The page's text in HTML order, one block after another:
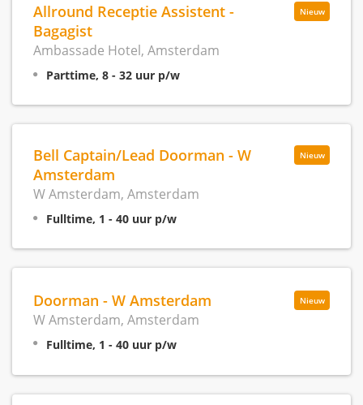
Nieuw
Allround Receptie Assistent -
Bagagist
Ambassade Hotel, Amsterdam
Parttime, 8 - 32 uur p/w
Nieuw
Bell Captain/Lead Doorman - W
Amsterdam
W Amsterdam, Amsterdam
Fulltime, 1 - 40 uur p/w
Nieuw
Doorman - W Amsterdam
W Amsterdam, Amsterdam
Fulltime, 1 - 40 uur p/w